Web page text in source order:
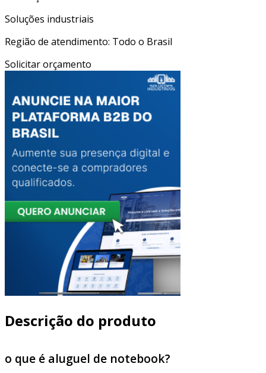
Soluções industriais
Região de atendimento: Todo o Brasil
Solicitar orçamento
Descrição do produto
o que é aluguel de notebook?